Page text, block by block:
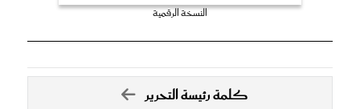
النسخة الرقمية
كلمة رئيسة التحرير